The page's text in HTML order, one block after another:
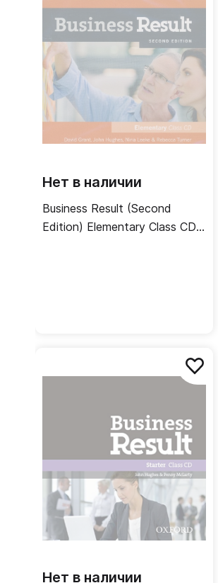
Нет в наличии
Business Result (Second
Edition) Elementary Class CD /
Нет в наличии